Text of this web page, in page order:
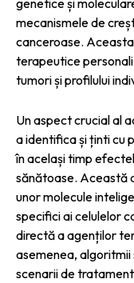
mecanismele de
canceroase.
terapeutice
tumori și profilului
Un aspect crucial al
a identifica și ținti cu
în același timp
sănătoase. Această
unor molecule
specifici ai celulelor
directă a agenților
asemenea,
scenarii de